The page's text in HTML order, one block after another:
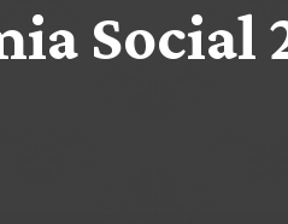
Social